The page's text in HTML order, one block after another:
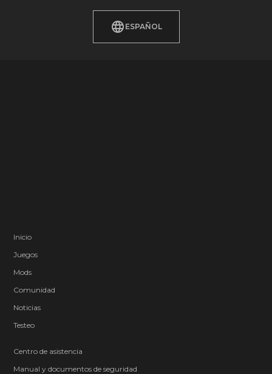
ESPAÑOL
Inicio
Juegos
Mods
Comunidad
Noticias
Testeo
Centro de asistencia
Manual y documentos de seguridad